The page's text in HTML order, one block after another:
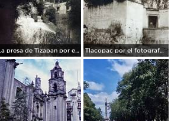
La presa de Tizapan por el fotografo Fernando Kososky. ( Circulada el 22 de Diembre de 1910 ). Tlacopac por el fotografo Hugo Brehme.